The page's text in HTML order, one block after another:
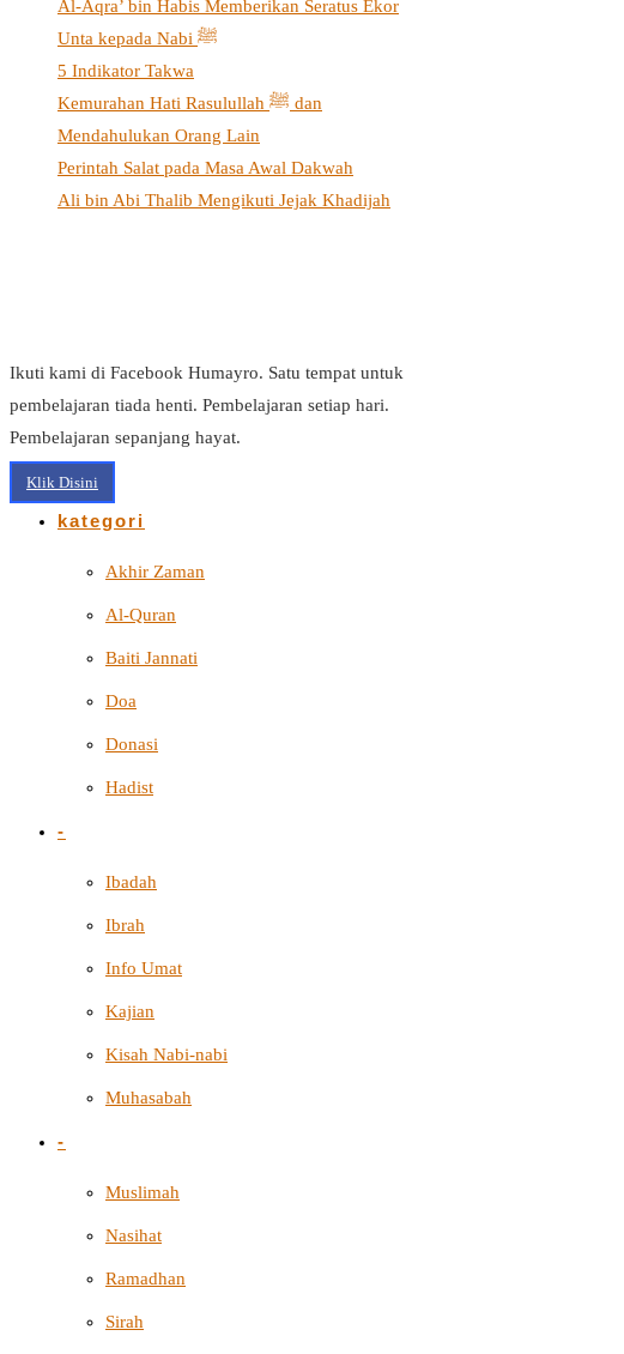
Al-Aqra’ bin Habis Memberikan Seratus Ekor
Unta kepada Nabi ﷺ
5 Indikator Takwa
Kemurahan Hati Rasulullah ﷺ dan
Mendahulukan Orang Lain
Perintah Salat pada Masa Awal Dakwah
Ali bin Abi Thalib Mengikuti Jejak Khadijah
Ikuti kami di Facebook Humayro. Satu tempat untuk
pembelajaran tiada henti. Pembelajaran setiap hari.
Pembelajaran sepanjang hayat.
Klik Disini
kategori
Akhir Zaman
Al-Quran
Baiti Jannati
Doa
Donasi
Hadist
-
Ibadah
Ibrah
Info Umat
Kajian
Kisah Nabi-nabi
Muhasabah
-
Muslimah
Nasihat
Ramadhan
Sirah